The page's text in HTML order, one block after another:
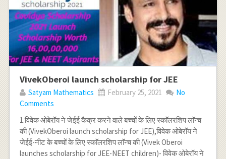
VivekOberoi launch scholarship for JEE
Satyam Mathematics February 25, 2021
No
Comments
1.विवेक ओबेरॉय ने जेईई कैक्र करने वाले बच्चों के लिए स्काॅलरशिप लाॅन्च
की (VivekOberoi launch scholarship for JEE),विवेक ओबेरॉय ने
जेईई-नीट के बच्चों के लिए स्काॅलरशिप लाॅन्च की (Vivek Oberoi
launches scholarship for JEE-NEET children)- विवेक ओबेरॉय ने